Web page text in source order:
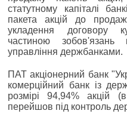
статутному капіталі
пакета акцій до
укладення договору
частиною
управління держбанками.
ПАТ акціонерний банк
комерційний банк із
розмірі 94,94% акцій
перейшов під контроль